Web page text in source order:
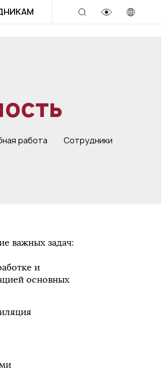
работа
Сотрудники
важных задач:
и
основных